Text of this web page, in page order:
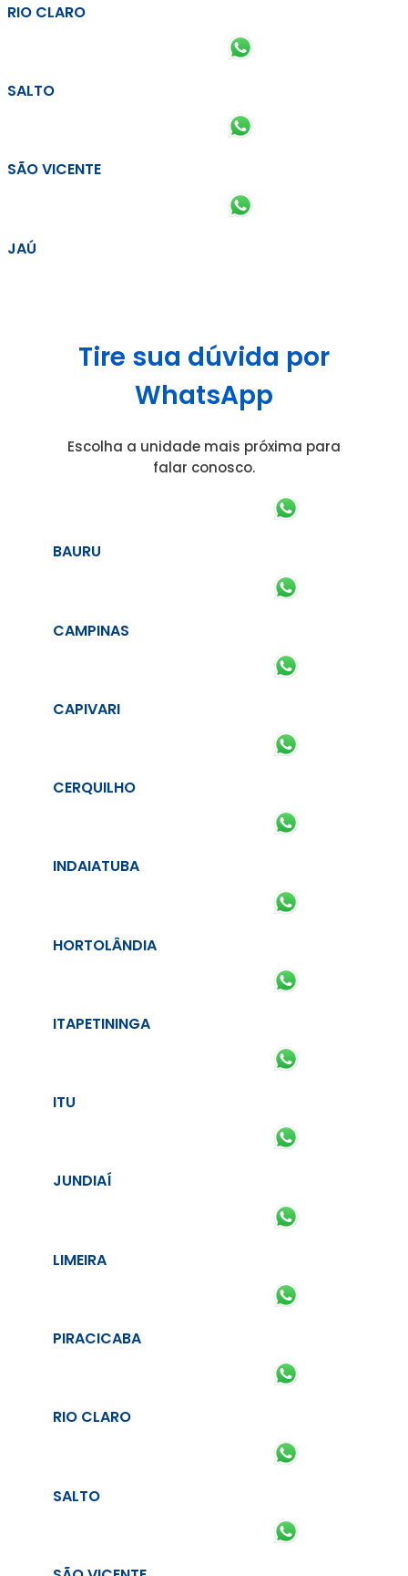
RIO CLARO
SALTO
SÃO VICENTE
JAÚ
Tire sua dúvida por
WhatsApp
Escolha a unidade mais próxima para
falar conosco.
BAURU
CAMPINAS
CAPIVARI
CERQUILHO
INDAIATUBA
HORTOLÂNDIA
ITAPETININGA
ITU
JUNDIAÍ
LIMEIRA
PIRACICABA
RIO CLARO
SALTO